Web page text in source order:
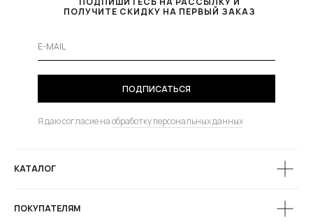
ПОЛУЧИТЕ СКИДКУ НА ПЕРВЫЙ ЗАКАЗ
ПОДПИСАТЬСЯ
Я даю согласие наобработку персональных данных
КАТАЛОГ
ПОКУПАТЕЛЯМ